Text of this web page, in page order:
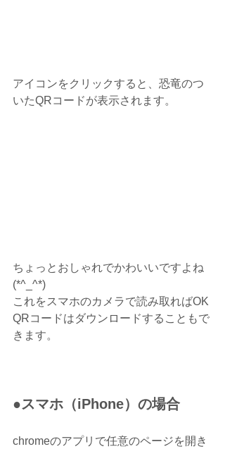
アイコンをクリックすると、恐竜のつ
いたQRコードが表示されます。
ちょっとおしゃれでかわいいですよね
(*^_^*)
これをスマホのカメラで読み取ればOK
QRコードはダウンロードすることもで
きます。
●スマホ（iPhone）の場合
chromeのアプリで任意のページを開き